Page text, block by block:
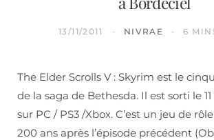
13/11/2011 NIVRAE 6
The Elder Scrolls V : Skyrim est le
de la saga de Bethesda. Il est sorti le
sur PC / PS3 /Xbox. C’est un jeu de
200 ans après l’épisode précédent